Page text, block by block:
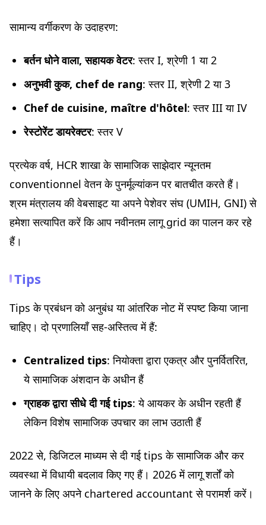
सामान्य वर्गीकरण के उदाहरण:
बर्तन धोने वाला, सहायक वेटर: स्तर I, श्रेणी 1 या 2
अनुभवी कुक, chef de rang: स्तर II, श्रेणी 2 या 3
Chef de cuisine, maître d'hôtel: स्तर III या IV
रेस्टोरेंट डायरेक्टर: स्तर V
प्रत्येक वर्ष, HCR शाखा के सामाजिक साझेदार न्यूनतम
conventionnel वेतन के पुनर्मूल्यांकन पर बातचीत करते हैं।
श्रम मंत्रालय की वेबसाइट या अपने पेशेवर संघ (UMIH, GNI) से
हमेशा सत्यापित करें कि आप नवीनतम लागू grid का पालन कर रहे
हैं।
Tips
Tips के प्रबंधन को अनुबंध या आंतरिक नोट में स्पष्ट किया जाना
चाहिए। दो प्रणालियाँ सह-अस्तित्व में हैं:
Centralized tips: नियोक्ता द्वारा एकत्र और पुनर्वितरित,
ये सामाजिक अंशदान के अधीन हैं
ग्राहक द्वारा सीधे दी गई tips: ये आयकर के अधीन रहती हैं
लेकिन विशेष सामाजिक उपचार का लाभ उठाती हैं
2022 से, डिजिटल माध्यम से दी गई tips के सामाजिक और कर
व्यवस्था में विधायी बदलाव किए गए हैं। 2026 में लागू शर्तों को
जानने के लिए अपने chartered accountant से परामर्श करें।